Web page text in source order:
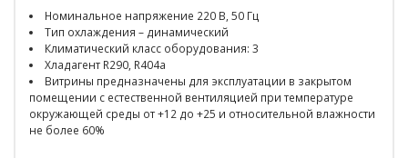
Номинальное напряжение 220 В, 50 Гц
Тип охлаждения – динамический
Климатический класс оборудования: 3
Хладагент R290, R404a
Витрины предназначены для эксплуатации в закрытом
помещении с естественной вентиляцией при температуре
окружающей среды от +12 до +25 и относительной влажности
не более 60%